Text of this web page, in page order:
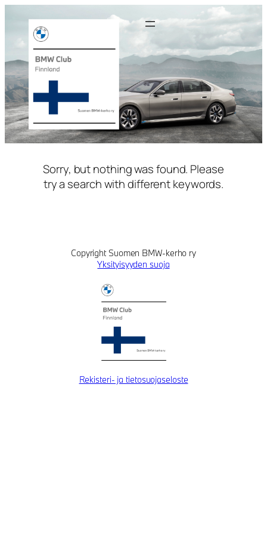
sisältöön
Sorry, but nothing was found. Please
try a search with different keywords.
Copyright Suomen BMW-kerho ry
Yksityisyyden suoja
Rekisteri- ja tietosuojaseloste